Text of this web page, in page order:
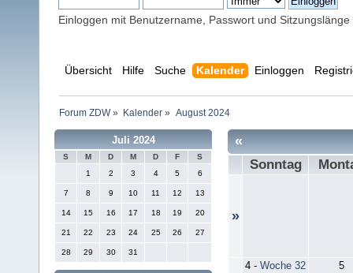
Einloggen mit Benutzername, Passwort und Sitzungslänge
Übersicht Hilfe Suche Kalender Einloggen
Forum ZDW» Kalender » August 2024
Juli 2024
S M D M D F
S
1
2 3 4 5 6
7 8 9 10 11 12 13
14 15 16 17 18 19 20
21 22 23 24 25 26 27
28 29 30 31
«
Sonntag
»
4 - Woche 32 5